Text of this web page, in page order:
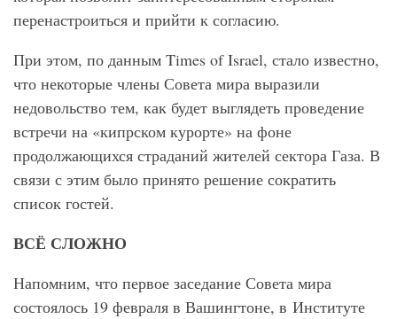
перенастроиться и прийти к согласию.
При этом, по данным Times of Israel, стало известно,
что некоторые члены Совета мира выразили
недовольство тем, как будет выглядеть проведение
встречи на «кипрском курорте» на фоне
продолжающихся страданий жителей сектора Газа. В
связи с этим было принято решение сократить
список гостей.
ВСЁ СЛОЖНО
Напомним, что первое заседание Совета мира
состоялось 19 февраля в Вашингтоне, в Институте